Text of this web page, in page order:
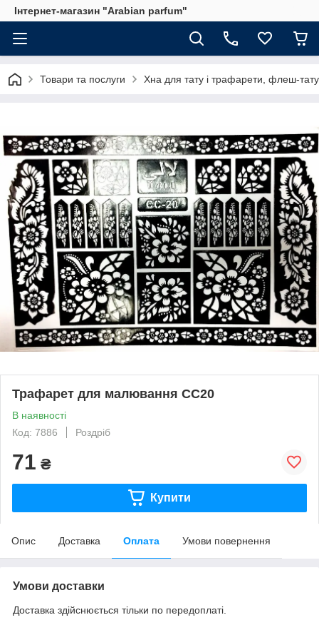
Інтернет-магазин "Arabian parfum"
Товари та послуги Хна для тату і трафарети, флеш-тату
Трафарет для малювання СС20
В наявності
Код: 7886
Роздріб
71 ₴
Купити
Опис Доставка Оплата Умови повернення
Умови доставки
Доставка здійснюється тільки по передоплаті.